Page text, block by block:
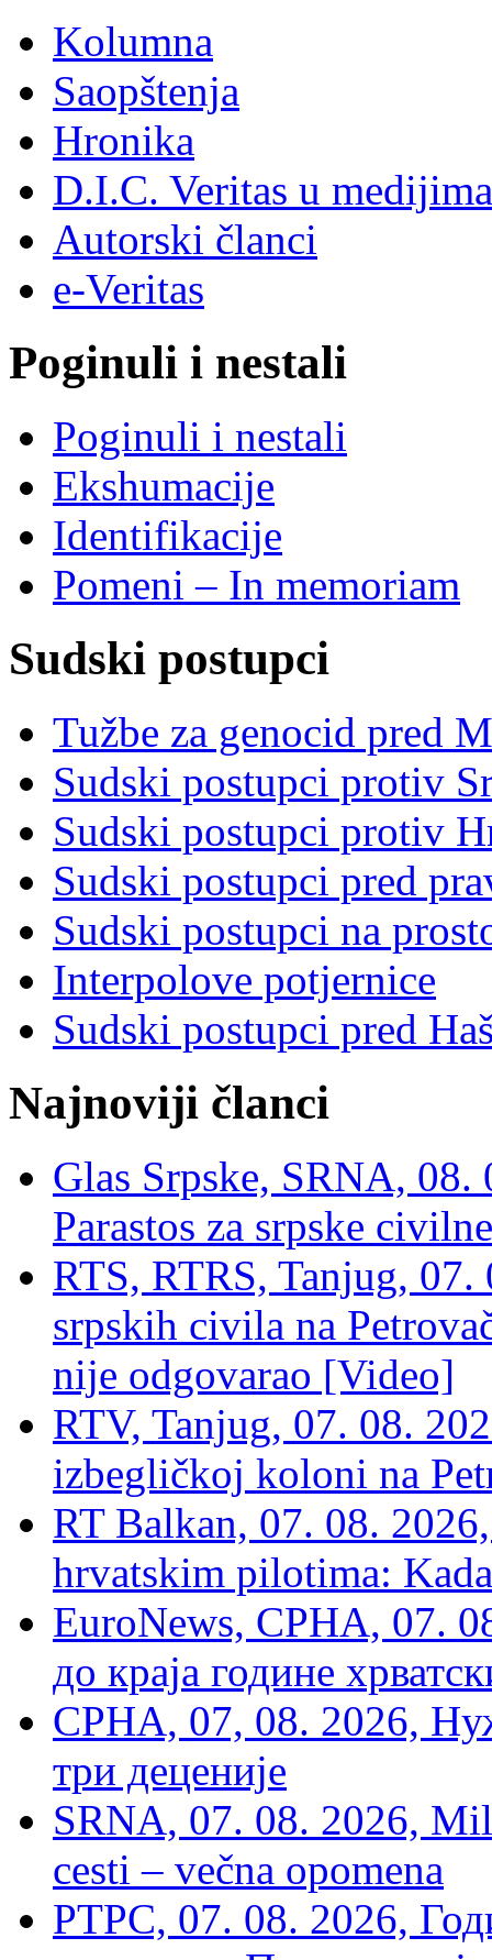
Kolumna
Saopštenja
Hronika
D.I.C. Veritas u medijima
Autorski članci
e-Veritas
Poginuli i nestali
Poginuli i nestali
Ekshumacije
Identifikacije
Pomeni – In memoriam
Sudski postupci
Tužbe za genocid pred
Sudski postupci protiv
Sudski postupci protiv
Sudski postupci pred
Sudski postupci na
Interpolove potjernice
Sudski postupci pred
Najnoviji članci
Glas Srpske, SRNA,
Parastos za srpske
RTS, RTRS, Tanjug,
srpskih civila na
nije odgovarao [Video]
RTV, Tanjug, 07. 08.
izbegličkoj koloni na
RT Balkan, 07. 08.
hrvatskim pilotima:
EuroNews, СРНА, 07.
до краја године
СРНА, 07, 08. 2026,
три деценије
SRNA, 07. 08. 2026,
cesti – večna opomena
РТРС, 07. 08. 2026,